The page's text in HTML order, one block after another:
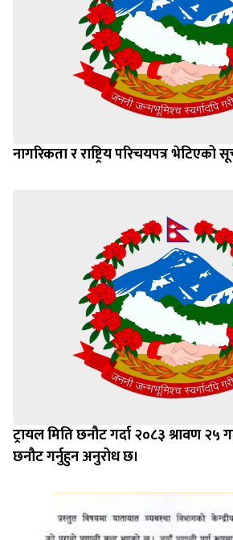
नागरिकता र राष्ट्रिय परिचयपत्र भेटिएको
ट्रायल मिति छनौट गर्दा २०८३ श्रावण २५
छनौट गर्नुहुन अनुरोध छ।